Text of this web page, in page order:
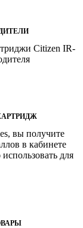
Citizen IR-
вы получите
в кабинете
для